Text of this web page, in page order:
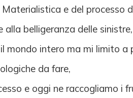
e del processo
belligeranza delle
mondo intero ma mi limito a
da fare,
e oggi ne